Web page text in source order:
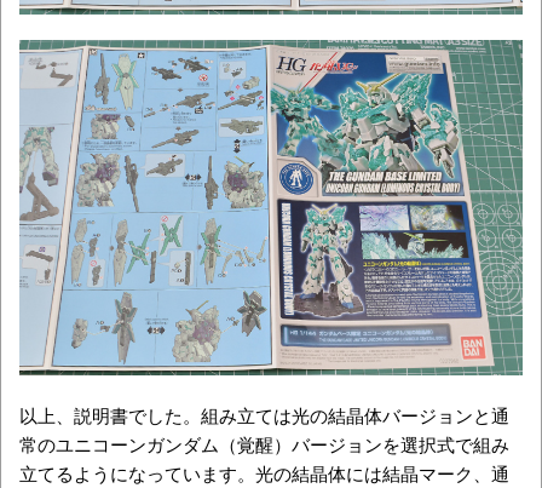
以上、説明書でした。組み立ては光の結晶体バージョンと通
常のユニコーンガンダム（覚醒）バージョンを選択式で組み
立てるようになっています。光の結晶体には結晶マーク、通